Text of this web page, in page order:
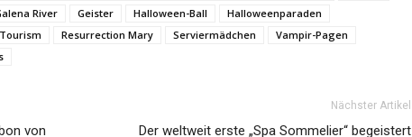
River Geister Halloween-Ball
Halloweenparaden
Resurrection Mary Serviermädchen
Vampir-Pagen
von
Nächster Artikel
Der weltweit erste „Spa Sommelier“ begeistert